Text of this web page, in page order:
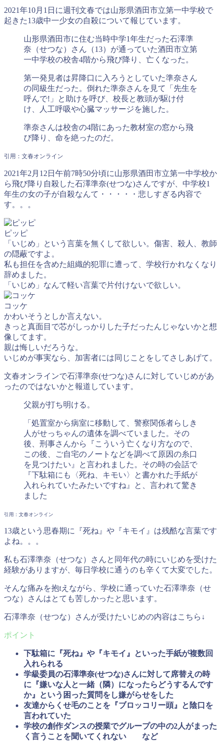
2021年10月1日に週刊文春では山形県酒田市立第一中学校で
起きた13歳中一少女の自殺について報じています。
山形県酒田市に住む当時中学1年生だった石澤準
奈（せつな）さん（13）が通っていた酒田市立第
一中学校の校舎4階から飛び降り、亡くなった。
第一発見者は昇降口に入ろうとしていた準奈さん
の同級生だった。倒れた準奈さんを見て「先生を
呼んで!」と助けを呼び、校長と教頭が駆け付
け、人工呼吸や心臓マッサージを施した。
準奈さんは校舎の4階にあった教材室の窓から飛
び降り、命を絶ったのだ。
引用：文春オンライン
2021年2月12日午前7時50分頃に山形県酒田市立第一中学校か
ら飛び降り自殺した石澤準奈(せつな)さんですが、中学校1
年生の女の子が自殺なんて・・・・・悲しすぎる内容で
す。。。
ピッピ
「いじめ」という言葉を無くして欲しい。傷害、殺人、教師
の隠蔽ですよ。
私も担任を含めた組織的犯罪に遭って、学校行かれなくなり
辞めました。
「いじめ」なんて軽い言葉で片付けないで欲しい。
コッケ
かわいそうとしか言えない。
きっと真面目で芯がしっかりした子だったんじゃないかと想
像してます。
親は悔しいだろうな。
いじめが事実なら、加害者には同じことをしてさしあげて。
文春オンラインで石澤準奈(せつな)さんに対していじめがあ
ったのではないかと報道しています。
父親が打ち明ける。
「処置室から病室に移動して、警察関係者らしき
人がせっちゃんの遺体を調べていました。その
後、刑事さんから『こういう亡くなり方なので、
この後、ご自宅のノートなどを調べて原因の糸口
を見つけたい』と言われました。その時の会話で
『下駄箱にも〈死ね、キモい〉と書かれた手紙が
入れられていたみたいですね』と、言われて驚き
ました
引用：文春オンライン
13歳という思春期に『死ね』や『キモイ』は残酷な言葉です
よね。。。
私も石澤準奈（せつな）さんと同年代の時にいじめを受けた
経験がありますが、毎日学校に通うのも辛くて大変でした。
そんな痛みを抱tえながら、学校に通っていた石澤準奈（せ
つな）さんはとても苦しかったと思います。
石澤準奈（せつな）さんが受けたいじめの内容はこちら↓
下駄箱に『死ね』や『キモイ』といった手紙が複数回
入れられる
学級委員の石澤準奈(せつな)さんに対して席替えの時
に『嫌いな人と一緒（隣）になったらどうするんです
か』という困った質問をし嫌がらせをした
友達からくせ毛のことを『ブロッコリー頭』と陰口を
言われていた
学校の創作ダンスの授業でグループの中の2人がまった
く言うことを聞いてくれない など